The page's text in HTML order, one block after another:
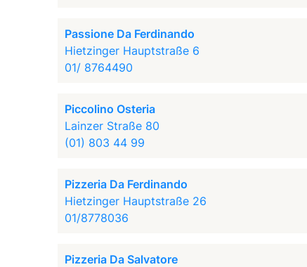
Passione Da Ferdinando
Hietzinger Hauptstraße 6
01/ 8764490
Piccolino Osteria
Lainzer Straße 80
(01) 803 44 99
Pizzeria Da Ferdinando
Hietzinger Hauptstraße 26
01/8778036
Pizzeria Da Salvatore